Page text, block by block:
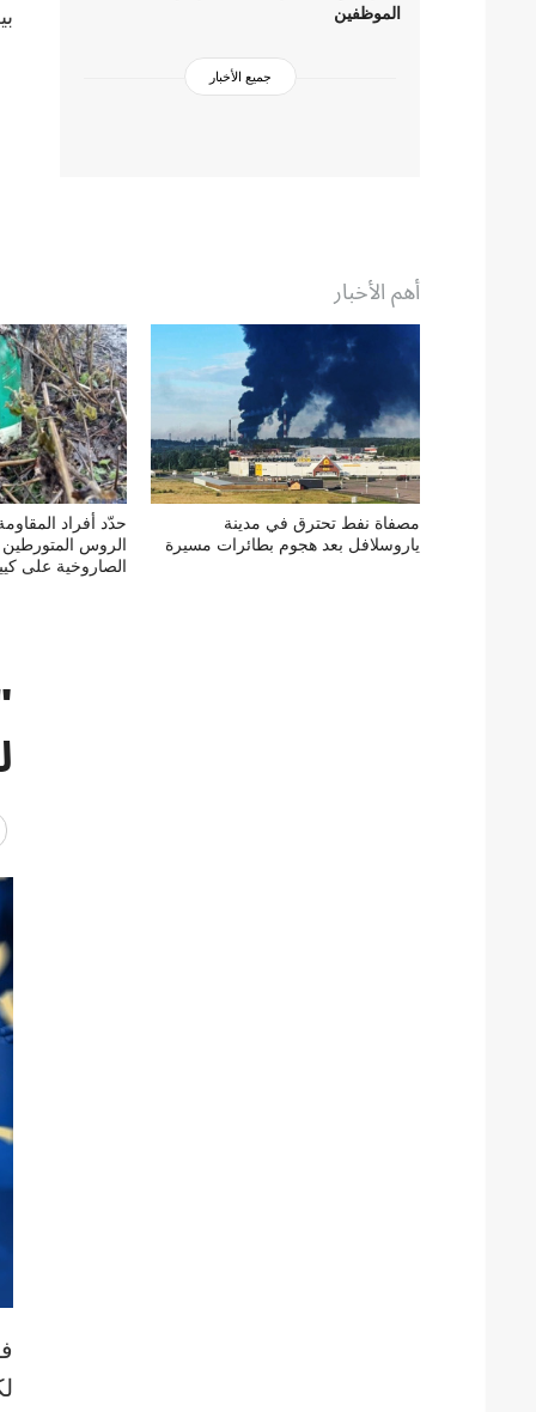
الموظفين
جميع الأخبار
أهم الأخبار
مصفاة نفط تحترق في مدينة
ياروسلافل بعد هجوم بطائرات مسيرة
حدّد أفراد
الروس
الصاروخية على